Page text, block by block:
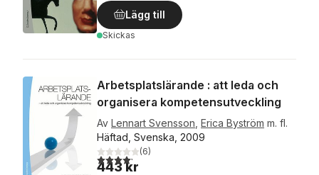
Lägg till
Skickas
Arbetsplatslärande : att leda och
organisera kompetensutveckling
Av Lennart Svensson Erica Byström m. fl.
Häftad, Svenska, 2009
4,2utav 5 stjärnor. Totalt antal röster:
(6)
443 kr